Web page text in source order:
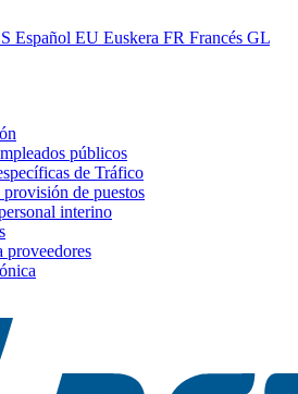
Español EU Euskera FR Francés GL
públicos
de Tráfico
de puestos
interino
proveedores